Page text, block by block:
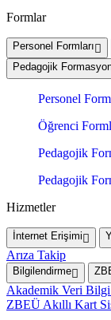
Formlar
Personel Formları
Pedagojik
Personel
Öğrenci
Pedagojik
Pedagojik
Hizmetler
İnternet Erişimi
Arıza Takip
Bilgilendirme
Akademik Veri Bilgi
ZBEÜ Akıllı Kart